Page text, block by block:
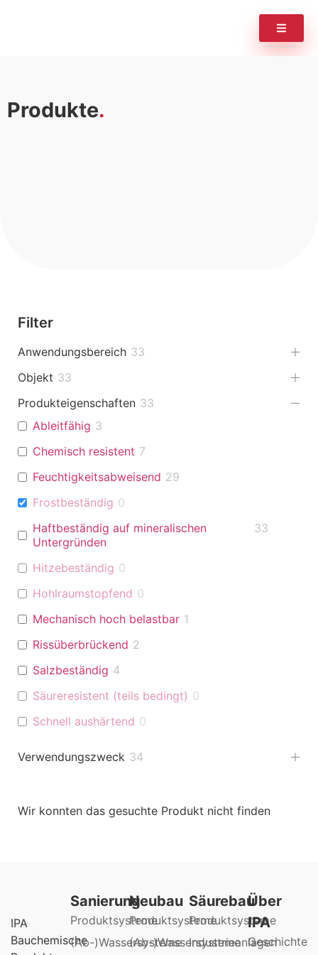
Produkte
Filter
Anwendungsbereich 33
Objekt 33
Produkteigenschaften 33
Ableitfähig 3
Chemisch resistent 7
Feuchtigkeitsabweisend 29
Frostbeständig 0
Haftbeständig auf mineralischen
Untergründen
33
Hitzebeständig 0
Hohlraumstopfend 0
Mechanisch hoch belastbar 1
Rissüberbrückend 2
Salzbeständig 4
Säureresistent (teils bedingt) 0
Schnell aushärtend 0
Verwendungszweck 34
Wir konnten das gesuchte Produkt nicht finden
IPA
Bauchemische
Sanierung
Produktsysteme
(Ab-)Wassersysteme
Neubau
Produktsysteme
(Ab-)Wassersysteme
Säurebau
Produktsysteme
Industrieanlagen
Über
IPA
Geschichte